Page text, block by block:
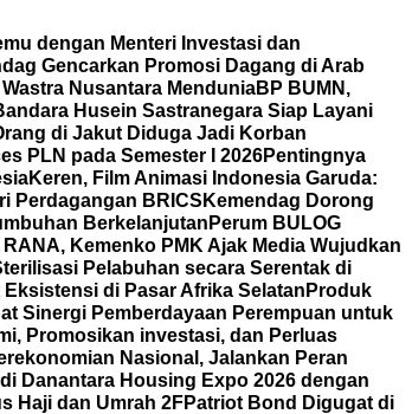
dengan Menteri Investasi dan
Gencarkan Promosi Dagang di Arab
Nusantara MenduniaBP BUMN,
Husein Sastranegara Siap Layani
di Jakut Diduga Jadi Korban
PLN pada Semester I 2026Pentingnya
Keren, Film Animasi Indonesia Garuda:
Perdagangan BRICS Kemendag Dorong
Berkelanjutan Perum BULOG
Kemenko PMK Ajak Media Wujudkan
Pelabuhan secara Serentak di
di Pasar Afrika Selatan Produk
Sinergi Pemberdayaan Perempuan untuk
Promosikan investasi, dan Perluas
Nasional, Jalankan Peran
Danantara Housing Expo 2026 dengan
Haji dan Umrah 2FPatriot Bond Digugat di